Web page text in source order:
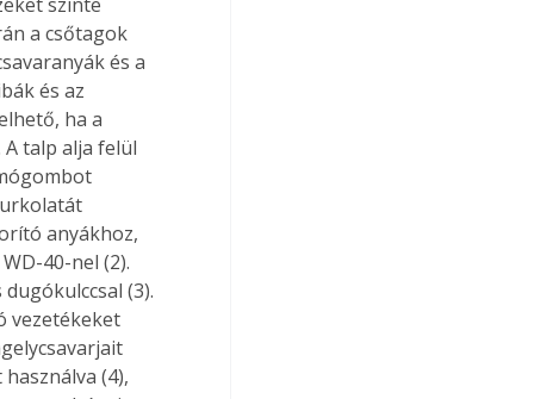
a csőtagok
és a
és az
ha a
talp alja felül
anyákhoz,
40-nel (2).
(3).
vezetékeket
(4),